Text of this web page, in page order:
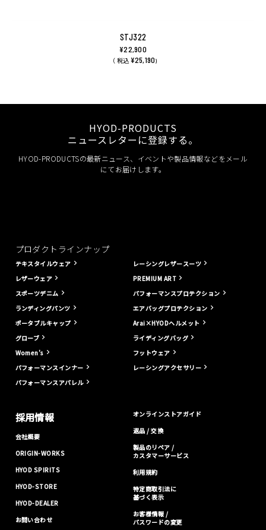
STJ322
¥22,900
（ 税込 ¥25,190)
HYOD-PRODUCTS
ニュースレターに登録する。
HYOD-PRODUCTSの最新ニュース、イベントや製品情報などをメール
にてお届けします。
プロダクトラインナップ
テキスタイルウェア
レザーウェア
スポーツデニム
ランディングパンツ
ポータブルキャップ
グローブ
Women's
パフォーマンスインナー
パフォーマンスアパレル
レーシングレザースーツ
PREMIUM ART
パフォーマンスプロテクション
エアバッグプロテクション
Arai×HYODヘルメット
ライディングバッグ
フットウェア
レーシングアクセサリー
採用情報
会社概要
ORIGIN-WORKS
HYOD SPIRITS
HYOD-STORE
HYOD-DEALER
お問い合わせ
オンラインストアガイド
返品 / 交換
製品のリペア /
カスタマーサービス
利用規約
特定商取引法に
基づく表示
お客様情報 /
パスワードの変更